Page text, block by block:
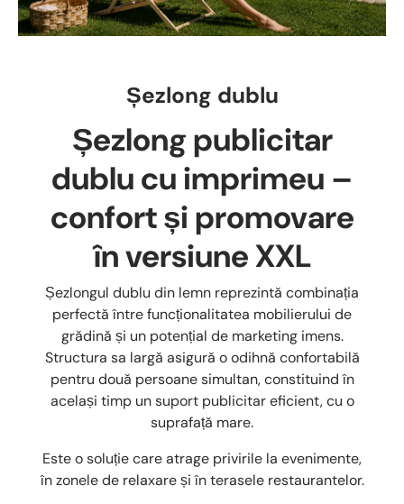
Șezlong dublu
Șezlong publicitar
dublu cu imprimeu –
confort și promovare
în versiune XXL
Șezlongul dublu din lemn reprezintă combinația
perfectă între funcționalitatea mobilierului de
grădină și un potențial de marketing imens.
Structura sa largă asigură o odihnă confortabilă
pentru două persoane simultan, constituind în
același timp un suport publicitar eficient, cu o
suprafață mare.
Este o soluție care atrage privirile la evenimente,
în zonele de relaxare și în terasele restaurantelor.